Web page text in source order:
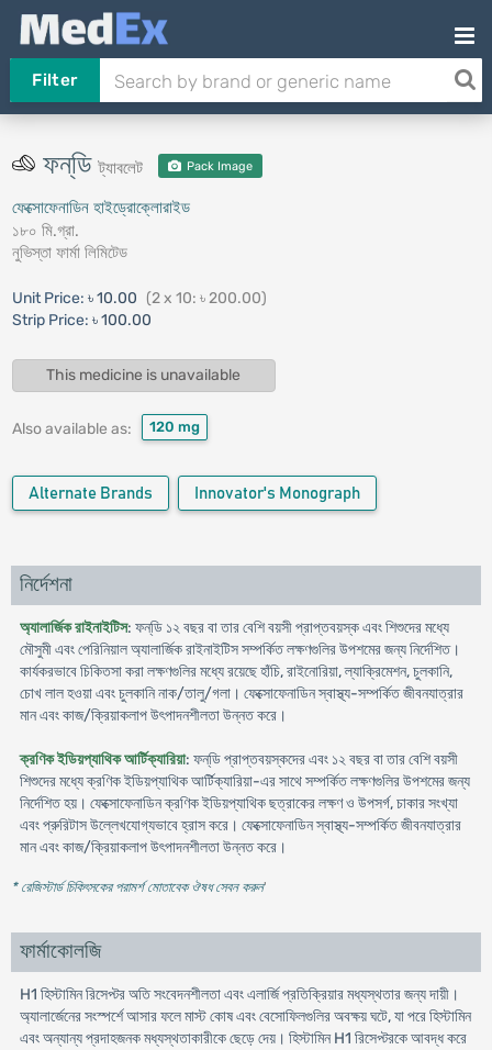
Filter
ফন্‌ডিট্যাবলেট Pack Image
ফেক্সোফেনাডিন হাইড্রোক্লোরাইড
১৮০ মি.গ্রা.
নুভিস্‌তা ফার্মা লিমিটেড
Unit Price: ৳ 10.00 (2 x 10: ৳ 200.00)
Strip Price: ৳ 100.00
This medicine is unavailable
Also available as: 120 mg
Alternate Brands Innovator's Monograph
নির্দেশনা
অ্যালার্জিক রাইনাইটিস: ফন্‌ডি ১২ বছর বা তার বেশি বয়সী প্রাপ্তবয়স্ক এবং শিশুদের মধ্যে
মৌসুমী এবং পেরিনিয়াল অ্যালার্জিক রাইনাইটিস সম্পর্কিত লক্ষণগুলির উপশমের জন্য নির্দেশিত।
কার্যকরভাবে চিকিতসা করা লক্ষণগুলির মধ্যে রয়েছে হাঁচি, রাইনোরিয়া, ল্যাক্রিমেশন, চুলকানি,
চোখ লাল হওয়া এবং চুলকানি নাক/তালু/গলা। ফেক্সোফেনাডিন স্বাস্থ্য-সম্পর্কিত জীবনযাত্রার
মান এবং কাজ/ক্রিয়াকলাপ উৎপাদনশীলতা উন্নত করে।
ক্রণিক ইডিয়প্যাথিক আর্টিক্যারিয়া: ফন্‌ডি প্রাপ্তবয়স্কদের এবং ১২ বছর বা তার বেশি বয়সী
শিশুদের মধ্যে ক্রণিক ইডিয়প্যাথিক আর্টিক্যারিয়া-এর সাথে সম্পর্কিত লক্ষণগুলির উপশমের জন্য
নির্দেশিত হয়। ফেক্সোফেনাডিন ক্রণিক ইডিয়প্যাথিক ছত্রাকের লক্ষণ ও উপসর্গ, চাকার সংখ্যা
এবং প্রুরিটাস উল্লেখযোগ্যভাবে হ্রাস করে। ফেক্সোফেনাডিন স্বাস্থ্য-সম্পর্কিত জীবনযাত্রার
মান এবং কাজ/ক্রিয়াকলাপ উৎপাদনশীলতা উন্নত করে।
* রেজিস্টার্ড চিকিৎসকের পরামর্শ মোতাবেক ঔষধ সেবন করুন'
ফার্মাকোলজি
H1 হিস্টামিন রিসেপ্টর অতি সংবেদনশীলতা এবং এলার্জি প্রতিক্রিয়ার মধ্যস্থতার জন্য দায়ী।
অ্যালার্জেনের সংস্পর্শে আসার ফলে মাস্ট কোষ এবং বেসোফিলগুলির অবক্ষয় ঘটে, যা পরে হিস্টামিন
এবং অন্যান্য প্রদাহজনক মধ্যস্থতাকারীকে ছেড়ে দেয়। হিস্টামিন H1 রিসেপ্টরকে আবদ্ধ করে